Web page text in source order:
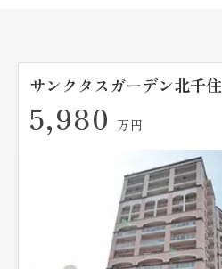
サンクタスガーデン北千住
5,980 万円